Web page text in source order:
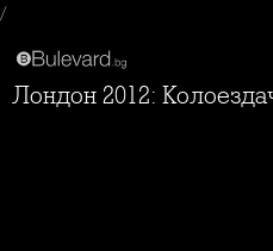
/
Лондон 2012: